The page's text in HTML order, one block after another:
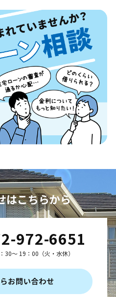
はこちらから
972-6651
30～ 19：00（火・水休）